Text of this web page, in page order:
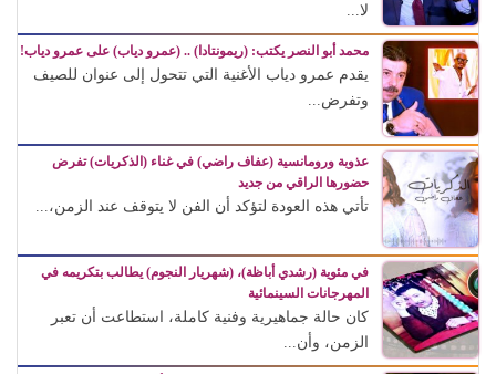
لا...
محمد أبو النصر يكتب: (ريمونتادا) .. (عمرو دياب) على عمرو دياب!
يقدم عمرو دياب الأغنية التي تتحول إلى عنوان للصيف
وتفرض...
عذوبة ورومانسية (عفاف راضي) في غناء (الذكريات) تفرض
حضورها الراقي من جديد
تأتي هذه العودة لتؤكد أن الفن لا يتوقف عند الزمن،...
في مئوية (رشدي أباظة)، (شهريار النجوم) يطالب بتكريمه في
المهرجانات السينمائية
كان حالة جماهيرية وفنية كاملة، استطاعت أن تعبر
الزمن، وأن...